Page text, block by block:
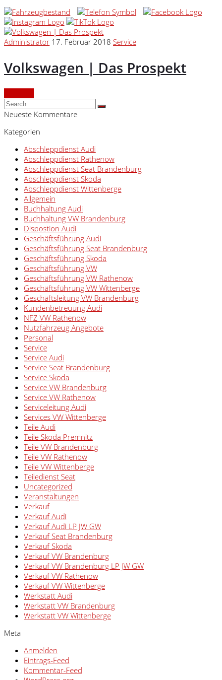
Administrator 17. Februar 2018 Service
Volkswagen | Das Prospekt
Neueste Kommentare
Kategorien
Abschleppdienst Audi
Abschleppdienst Rathenow
Abschleppdienst Seat Brandenburg
Abschleppdienst Skoda
Abschleppdienst Wittenberge
Allgemein
Buchhaltung Audi
Buchhaltung VW Brandenburg
Dispostion Audi
Geschäftsführung Audi
Geschäftsführung Seat Brandenburg
Geschäftsführung Skoda
Geschäftsführung VW
Geschäftsführung VW Rathenow
Geschäftsführung VW Wittenberge
Geschäftsleitung VW Brandenburg
Kundenbetreuung Audi
NFZ VW Rathenow
Nutzfahrzeug Angebote
Personal
Service
Service Audi
Service Seat Brandenburg
Service Skoda
Service VW Brandenburg
Service VW Rathenow
Serviceleitung Audi
Services VW Wittenberge
Teile Audi
Teile Skoda Premnitz
Teile VW Brandenburg
Teile VW Rathenow
Teile VW Wittenberge
Teiledienst Seat
Uncategorized
Veranstaltungen
Verkauf
Verkauf Audi
Verkauf Audi LP JW GW
Verkauf Seat Brandenburg
Verkauf Skoda
Verkauf VW Brandenburg
Verkauf VW Brandenburg LP JW GW
Verkauf VW Rathenow
Verkauf VW Wittenberge
Werkstatt Audi
Werkstatt VW Brandenburg
Werkstatt VW Wittenberge
Meta
Anmelden
Eintrags-Feed
Kommentar-Feed